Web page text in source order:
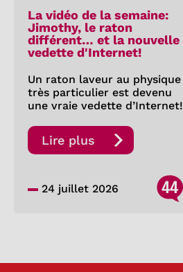
La vidéo de la semaine:
Jimothy, le raton
différent… et la nouvelle
vedette d'Internet!
Un raton laveur au physique
très particulier est devenu
une vraie vedette d’Internet!
Lire plus
24 juillet 2026 44